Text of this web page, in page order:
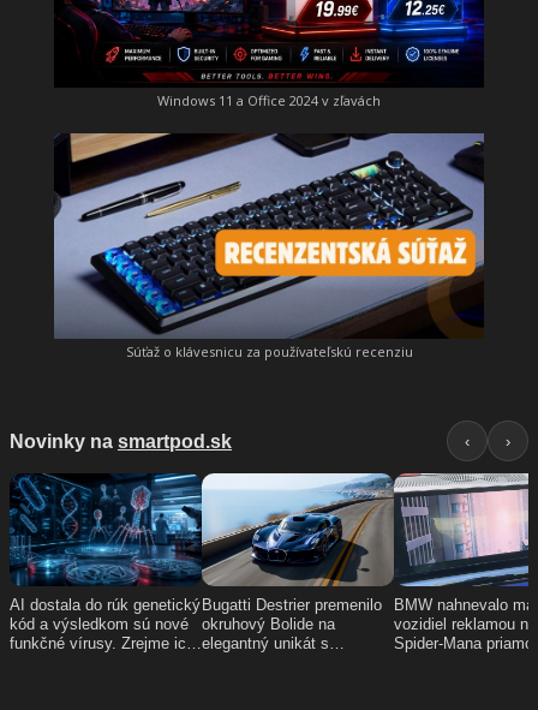
Windows 11 a Office 2024 v zľavách
Súťaž o klávesnicu za používateľskú recenziu